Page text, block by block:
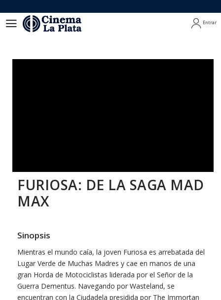
Entrar
FURIOSA: DE LA SAGA MAD
MAX
Sinopsis
Mientras el mundo caía, la joven Furiosa es arrebatada del
Lugar Verde de Muchas Madres y cae en manos de una
gran Horda de Motociclistas liderada por el Señor de la
Guerra Dementus. Navegando por Wasteland, se
encuentran con la Ciudadela presidida por The Immortan